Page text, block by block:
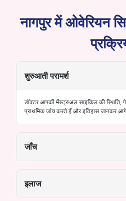
नागपुर में ओवेरियन
शुरुआती परामर्श
डॉक्टर आपकी मेंस्ट्रुअल साइकिल की स्थिति,
प्राथमिक जांच करते हैं और इतिहास जानकर
जाँच
इलाज